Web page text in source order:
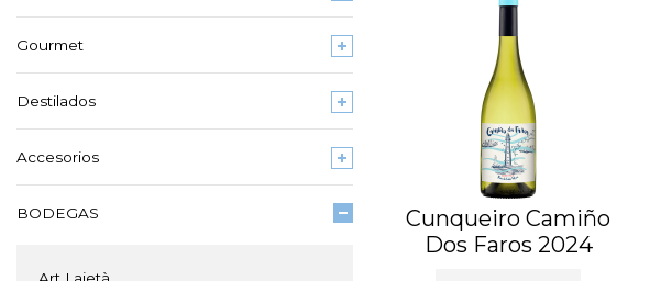
Gourmet
Destilados
Accesorios
BODEGAS
Cunqueiro Camiño
Dos Faros 2024